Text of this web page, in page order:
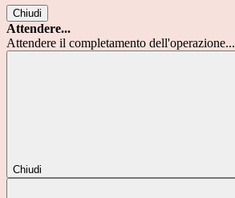
Chiudi
Attendere...
Attendere il completamento dell'operazione...
Chiudi